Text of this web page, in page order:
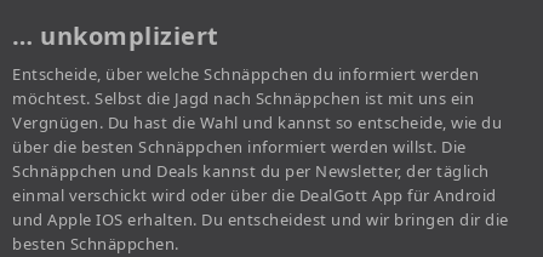
… unkompliziert
Entscheide, über welche Schnäppchen du informiert werden
möchtest. Selbst die Jagd nach Schnäppchen ist mit uns ein
Vergnügen. Du hast die Wahl und kannst so entscheide, wie du
über die besten Schnäppchen informiert werden willst. Die
Schnäppchen und Deals kannst du per Newsletter, der täglich
einmal verschickt wird oder über die DealGott App für Android
und Apple IOS erhalten. Du entscheidest und wir bringen dir die
besten Schnäppchen.